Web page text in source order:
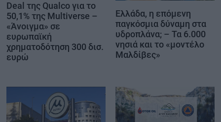
Deal της Qualco για το
50,1% της Multiverse –
«Άνοιγμα» σε
ευρωπαϊκή
χρηματοδότηση 300 δισ.
ευρώ
Ελλάδα, η επόμενη
παγκόσμια δύναμη στα
υδροπλάνα; – Τα 6.000
νησιά και το «μοντέλο
Μαλδίβες»